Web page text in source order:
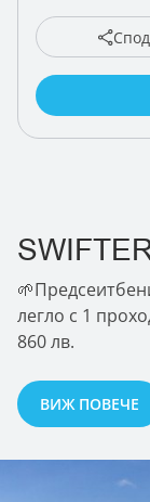
легло с 1
860 лв.
ВИЖ ПОВЕЧЕ